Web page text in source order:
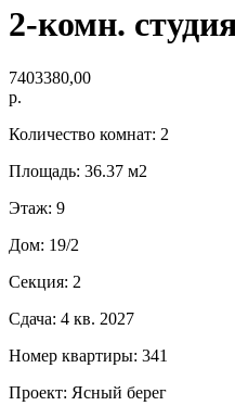
2-комн.
7403380,00
р.
Количество комнат: 2
Площадь: 36.37 м2
Этаж: 9
Дом: 19/2
Секция: 2
Сдача: 4 кв. 2027
Номер квартиры: 341
Проект: Ясный берег